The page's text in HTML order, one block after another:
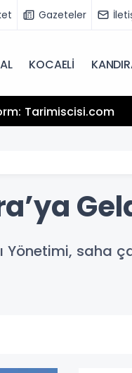
Gazeteler
KOCAELİ
Tarimiscisi.com
Yönetimi, saha